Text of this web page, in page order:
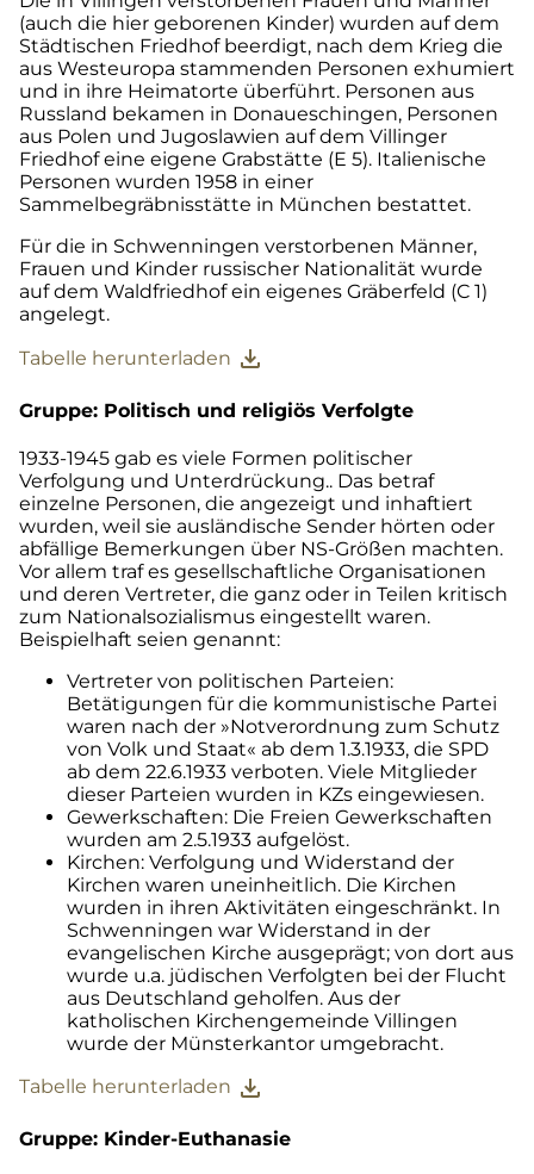
(auch die hier geborenen Kinder) wurden auf dem
Städtischen Friedhof beerdigt, nach dem Krieg die
aus Westeuropa stammenden Personen exhumiert
und in ihre Heimatorte überführt. Personen aus
Russland bekamen in Donaueschingen, Personen
aus Polen und Jugoslawien auf dem Villinger
Friedhof eine eigene Grabstätte (E 5). Italienische
Personen wurden 1958 in einer
Sammelbegräbnisstätte in München bestattet.
Für die in Schwenningen verstorbenen Männer,
Frauen und Kinder russischer Nationalität wurde
auf dem Waldfriedhof ein eigenes Gräberfeld (C 1)
angelegt.
Tabelle herunterladen download
Gruppe: Politisch und religiös Verfolgte
1933-1945 gab es viele Formen politischer
Verfolgung und Unterdrückung.. Das betraf
einzelne Personen, die angezeigt und inhaftiert
wurden, weil sie ausländische Sender hörten oder
abfällige Bemerkungen über NS-Größen machten.
Vor allem traf es gesellschaftliche Organisationen
und deren Vertreter, die ganz oder in Teilen kritisch
zum Nationalsozialismus eingestellt waren.
Beispielhaft seien genannt:
Vertreter von politischen Parteien:
Betätigungen für die kommunistische Partei
waren nach der »Notverordnung zum Schutz
von Volk und Staat« ab dem 1.3.1933, die SPD
ab dem 22.6.1933 verboten. Viele Mitglieder
dieser Parteien wurden in KZs eingewiesen.
Gewerkschaften: Die Freien Gewerkschaften
wurden am 2.5.1933 aufgelöst.
Kirchen: Verfolgung und Widerstand der
Kirchen waren uneinheitlich. Die Kirchen
wurden in ihren Aktivitäten eingeschränkt. In
Schwenningen war Widerstand in der
evangelischen Kirche ausgeprägt; von dort aus
wurde u.a. jüdischen Verfolgten bei der Flucht
aus Deutschland geholfen. Aus der
katholischen Kirchengemeinde Villingen
wurde der Münsterkantor umgebracht.
Tabelle herunterladen download
Gruppe: Kinder-Euthanasie